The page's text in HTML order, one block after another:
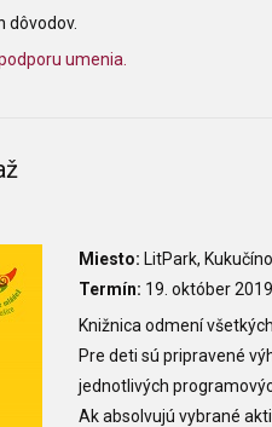
dôvodov.
umenia.
Miesto: LitPark,
Termín: 19. október 2019
Knižnica odmení
Pre deti sú pripravené
jednotlivých
Ak absolvujú vybrané